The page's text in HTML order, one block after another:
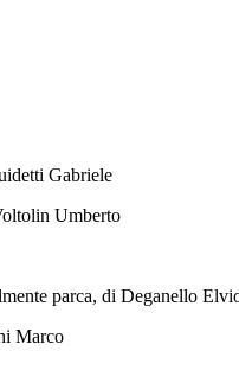
Gabriele
Umberto
parca, di Deganello
Marco